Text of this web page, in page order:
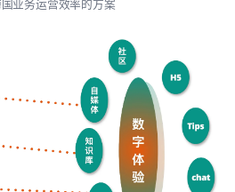
业务运营效率的方案